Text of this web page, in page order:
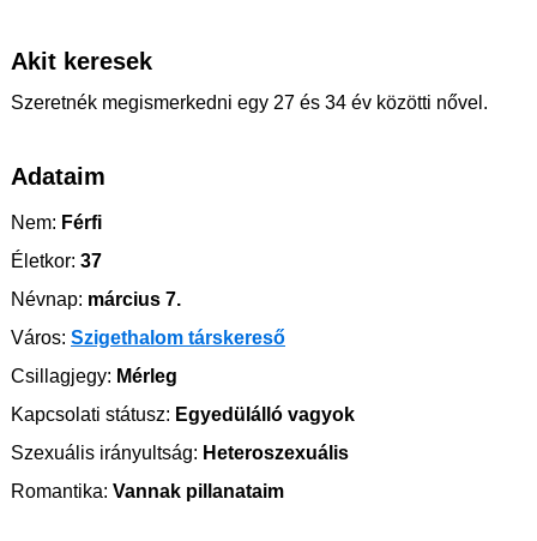
Akit keresek
Szeretnék megismerkedni egy 27 és 34 év közötti nővel.
Adataim
Nem: Férfi
Életkor: 37
Névnap: március 7.
Város: Szigethalom társkereső
Csillagjegy: Mérleg
Kapcsolati státusz: Egyedülálló vagyok
Szexuális irányultság: Heteroszexuális
Romantika: Vannak pillanataim